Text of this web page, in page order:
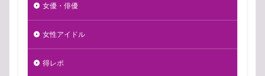
女優・俳優
女性アイドル
得レポ